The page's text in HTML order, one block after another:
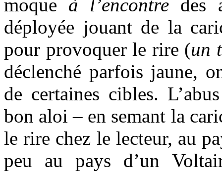
moque à l’encontre des
déployée jouant de la
pour provoquer le rire (un
déclenché parfois jaune,
de certaines cibles.
bon aloi – en semant la
le rire chez le lecteur, au
peu au pays d’un